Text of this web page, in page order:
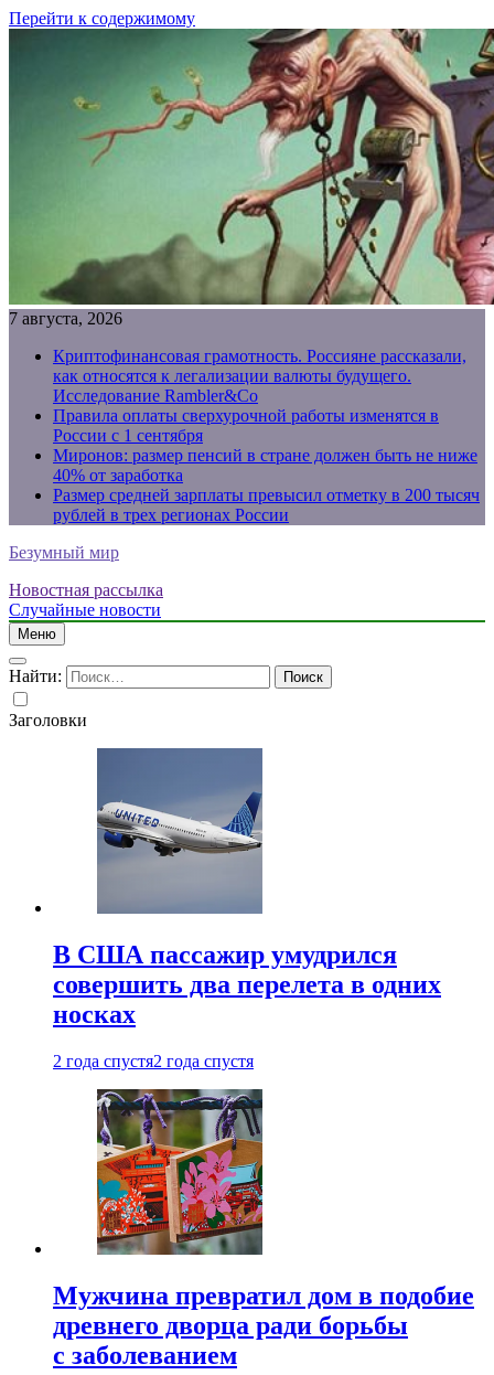
Перейти к содержимому
7 августа, 2026
Криптофинансовая грамотность. Россияне рассказали,
как относятся к легализации валюты будущего.
Исследование Rambler&Co
Правила оплаты сверхурочной работы изменятся в
России с 1 сентября
Миронов: размер пенсий в стране должен быть не ниже
40% от заработка
Размер средней зарплаты превысил отметку в 200 тысяч
рублей в трех регионах России
Безумный мир
Новостная рассылка
Случайные новости
Меню
Найти:
Заголовки
В США пассажир умудрился
совершить два перелета в одних
носках
2 года спустя2 года спустя
Мужчина превратил дом в подобие
древнего дворца ради борьбы
с заболеванием